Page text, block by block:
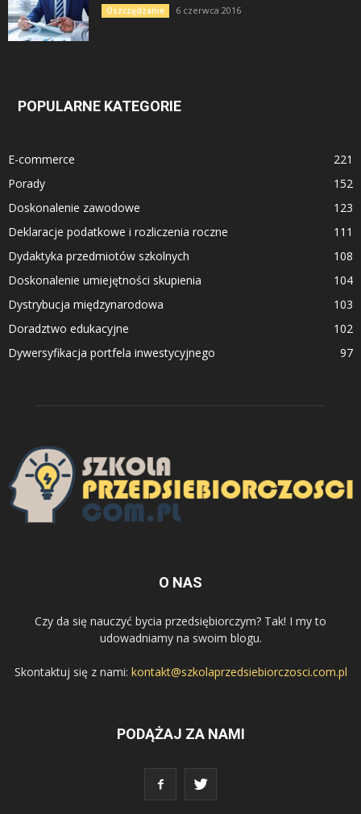
Oszczędzanie 6 czerwca 2016
POPULARNE KATEGORIE
E-commerce
221
Porady
152
Doskonalenie zawodowe
123
Deklaracje podatkowe i rozliczenia roczne
111
Dydaktyka przedmiotów szkolnych
108
Doskonalenie umiejętności skupienia
104
Dystrybucja międzynarodowa
103
Doradztwo edukacyjne
102
Dywersyfikacja portfela inwestycyjnego
97
O NAS
Czy da się nauczyć bycia przedsiębiorczym? Tak! I my to
udowadniamy na swoim blogu.
Skontaktuj się z nami: kontakt@szkolaprzedsiebiorczosci.com.pl
PODĄŻAJ ZA NAMI